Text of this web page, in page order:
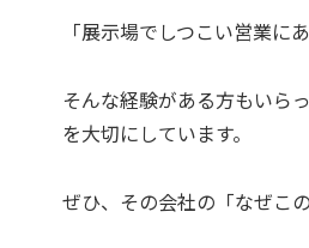
「展示場でしつこい営業に
そんな経験がある方もいら
を大切にしています。
ぜひ、その会社の「なぜこ